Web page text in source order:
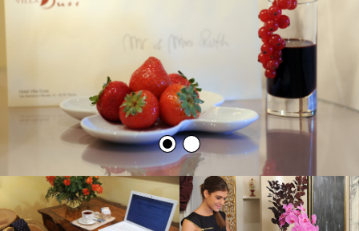
personali, che inviando il presente modulo i dati
forniti potranno essere trattati, direttamente o
anche attraverso terzi, oltre che per ottemperare
agli obblighi previsti dalla legge, da un regolamento
o dalla normativa comunitaria ed in particolare per
dare integrale esecuzione a tutti gli obblighi
contrattuali, anche per le seguenti finalità ulteriori
rispetto all'oggetto del contratto:
a. elaborare studi e ricerche statistiche e di mercato;
b. inviare materiale pubblicitario ed informativo; c.
compiere attività dirette di vendita o di
collocamento; d. inviare informazioni commerciali;